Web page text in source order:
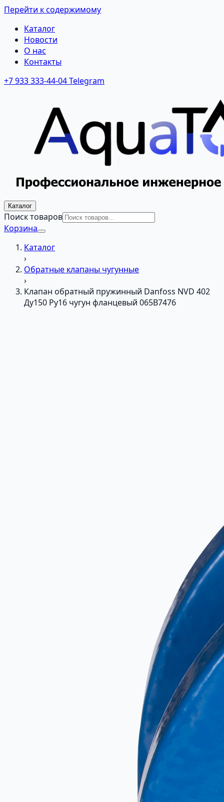
Перейти к содержимому
Каталог
Новости
О нас
Контакты
+7 933 333-44-04Telegram
Каталог
Поиск товаров
Корзина
Каталог
›
Обратные клапаны чугунные
›
Клапан обратный пружинный Danfoss NVD 402
Ду150 Ру16 чугун фланцевый 065B7476